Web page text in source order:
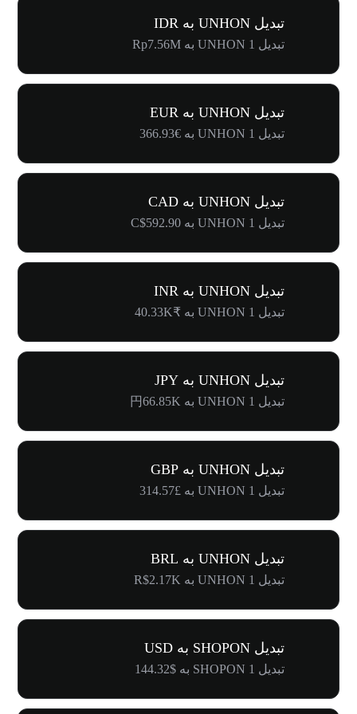
تبدیل UNHON به IDR
تبدیل 1 UNHON به Rp7.56M
تبدیل UNHON به EUR
تبدیل 1 UNHON به €366.93
تبدیل UNHON به CAD
تبدیل 1 UNHON به C$592.90
تبدیل UNHON به INR
تبدیل 1 UNHON به ₹40.33K
تبدیل UNHON به JPY
تبدیل 1 UNHON به 円66.85K
تبدیل UNHON به GBP
تبدیل 1 UNHON به £314.57
تبدیل UNHON به BRL
تبدیل 1 UNHON به R$2.17K
تبدیل SHOPON به USD
تبدیل 1 SHOPON به $144.32